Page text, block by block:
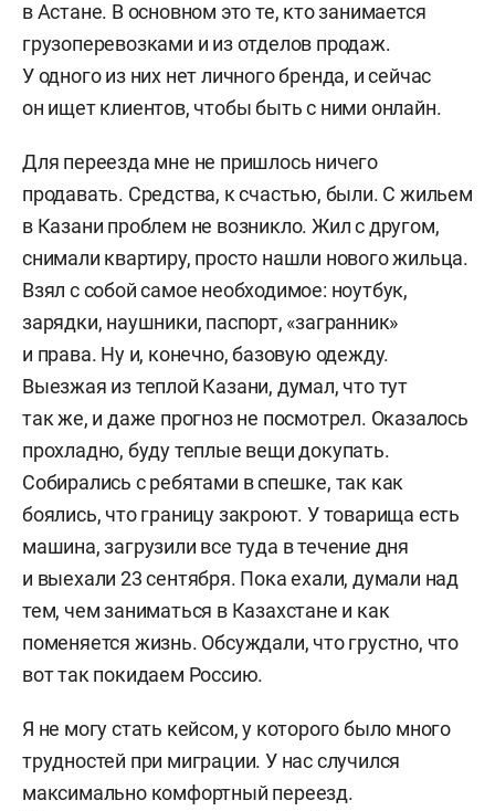
в Астане. В основном это те, кто занимается
грузоперевозками и из отделов продаж.
У одного из них нет личного бренда, и сейчас
он ищет клиентов, чтобы быть с ними онлайн.
Для переезда мне не пришлось ничего
продавать. Средства, к счастью, были. С жильем
в Казани проблем не возникло. Жил с другом,
снимали квартиру, просто нашли нового жильца.
Взял с собой самое необходимое: ноутбук,
зарядки, наушники, паспорт, «загранник»
и права. Ну и, конечно, базовую одежду.
Выезжая из теплой Казани, думал, что тут
так же, и даже прогноз не посмотрел. Оказалось
прохладно, буду теплые вещи докупать.
Собирались с ребятами в спешке, так как
боялись, что границу закроют. У товарища есть
машина, загрузили все туда в течение дня
и выехали 23 сентября. Пока ехали, думали над
тем, чем заниматься в Казахстане и как
поменяется жизнь. Обсуждали, что грустно, что
вот так покидаем Россию.
Я не могу стать кейсом, у которого было много
трудностей при миграции. У нас случился
максимально комфортный переезд.